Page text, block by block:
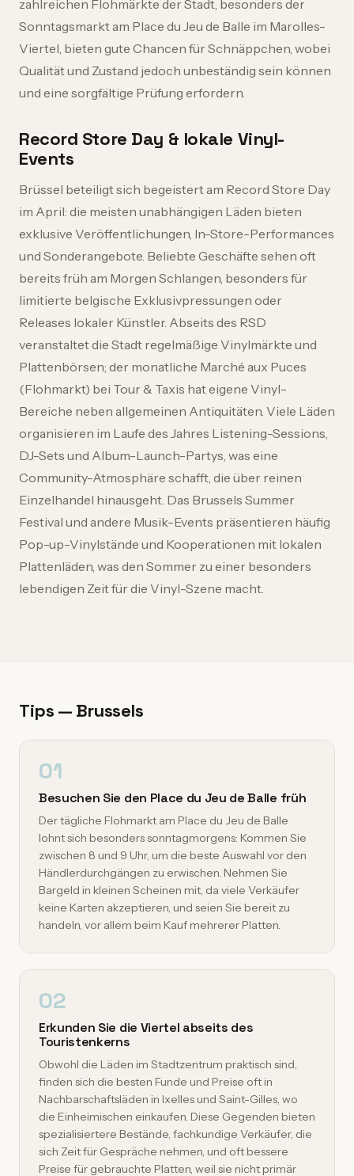
zahlreichen Flohmärkte der Stadt, besonders der
Sonntagsmarkt am Place du Jeu de Balle im Marolles-
Viertel, bieten gute Chancen für Schnäppchen, wobei
Qualität und Zustand jedoch unbeständig sein können
und eine sorgfältige Prüfung erfordern.
Record Store Day & lokale Vinyl-
Events
Brüssel beteiligt sich begeistert am Record Store Day
im April: die meisten unabhängigen Läden bieten
exklusive Veröffentlichungen, In-Store-Performances
und Sonderangebote. Beliebte Geschäfte sehen oft
bereits früh am Morgen Schlangen, besonders für
limitierte belgische Exklusivpressungen oder
Releases lokaler Künstler. Abseits des RSD
veranstaltet die Stadt regelmäßige Vinylmärkte und
Plattenbörsen; der monatliche Marché aux Puces
(Flohmarkt) bei Tour & Taxis hat eigene Vinyl-
Bereiche neben allgemeinen Antiquitäten. Viele Läden
organisieren im Laufe des Jahres Listening-Sessions,
DJ-Sets und Album-Launch-Partys, was eine
Community-Atmosphäre schafft, die über reinen
Einzelhandel hinausgeht. Das Brussels Summer
Festival und andere Musik-Events präsentieren häufig
Pop-up-Vinylstände und Kooperationen mit lokalen
Plattenläden, was den Sommer zu einer besonders
lebendigen Zeit für die Vinyl-Szene macht.
Tips — Brussels
01
Besuchen Sie den Place du Jeu de Balle früh
Der tägliche Flohmarkt am Place du Jeu de Balle
lohnt sich besonders sonntagmorgens: Kommen Sie
zwischen 8 und 9 Uhr, um die beste Auswahl vor den
Händlerdurchgängen zu erwischen. Nehmen Sie
Bargeld in kleinen Scheinen mit, da viele Verkäufer
keine Karten akzeptieren, und seien Sie bereit zu
handeln, vor allem beim Kauf mehrerer Platten.
02
Erkunden Sie die Viertel abseits des
Touristenkerns
Obwohl die Läden im Stadtzentrum praktisch sind,
finden sich die besten Funde und Preise oft in
Nachbarschaftsläden in Ixelles und Saint-Gilles, wo
die Einheimischen einkaufen. Diese Gegenden bieten
spezialisiertere Bestände, fachkundige Verkäufer, die
sich Zeit für Gespräche nehmen, und oft bessere
Preise für gebrauchte Platten, weil sie nicht primär